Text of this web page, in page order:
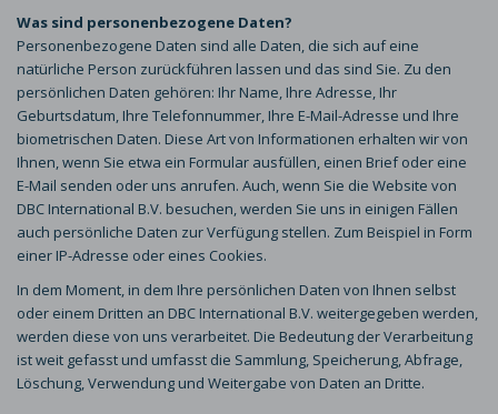
Was sind personenbezogene Daten?
Personenbezogene Daten sind alle Daten, die sich auf eine
natürliche Person zurückführen lassen und das sind Sie. Zu den
persönlichen Daten gehören: Ihr Name, Ihre Adresse, Ihr
Geburtsdatum, Ihre Telefonnummer, Ihre E-Mail-Adresse und Ihre
biometrischen Daten. Diese Art von Informationen erhalten wir von
Ihnen, wenn Sie etwa ein Formular ausfüllen, einen Brief oder eine
E-Mail senden oder uns anrufen. Auch, wenn Sie die Website von
DBC International B.V. besuchen, werden Sie uns in einigen Fällen
auch persönliche Daten zur Verfügung stellen. Zum Beispiel in Form
einer IP-Adresse oder eines Cookies.
In dem Moment, in dem Ihre persönlichen Daten von Ihnen selbst
oder einem Dritten an DBC International B.V. weitergegeben werden,
werden diese von uns verarbeitet. Die Bedeutung der Verarbeitung
ist weit gefasst und umfasst die Sammlung, Speicherung, Abfrage,
Löschung, Verwendung und Weitergabe von Daten an Dritte.